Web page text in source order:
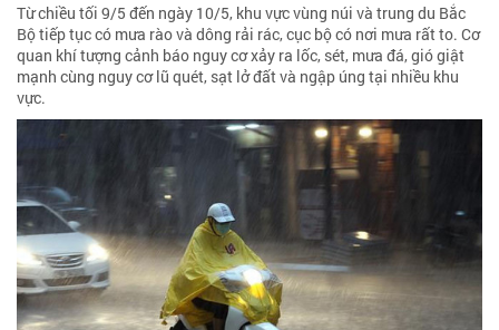
Từ chiều tối 9/5 đến ngày 10/5, khu vực vùng núi và trung du Bắc
Bộ tiếp tục có mưa rào và dông rải rác, cục bộ có nơi mưa rất to. Cơ
quan khí tượng cảnh báo nguy cơ xảy ra lốc, sét, mưa đá, gió giật
mạnh cùng nguy cơ lũ quét, sạt lở đất và ngập úng tại nhiều khu
vực.